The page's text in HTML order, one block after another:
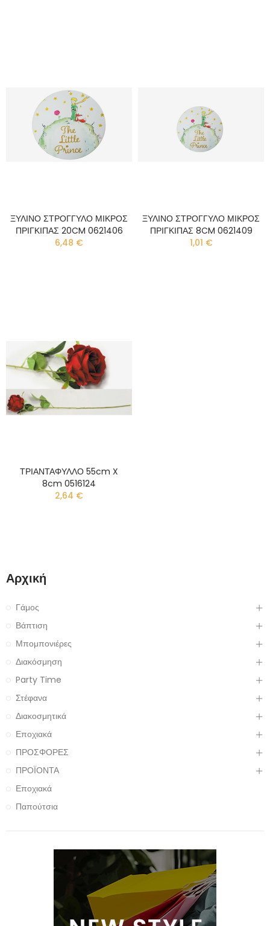
ΞΥΛΙΝΟ ΣΤΡΟΓΓΥΛΟ ΜΙΚΡΟΣ
ΠΡΙΓΚΙΠΑΣ 20CM 0621406
6,48 €
ΞΥΛΙΝΟ ΣΤΡΟΓΓΥΛΟ ΜΙΚΡΟΣ
ΠΡΙΓΚΙΠΑΣ 8CM 0621409
1,01 €
ΤΡΙΑΝΤΑΦΥΛΛΟ 55cm X
8cm 0516124
2,64 €
Αρχική
Γάμος
Βάπτιση
Μπομπονιέρες
Διακόσμηση
Party Time
Στέφανα
Διακοσμητικά
Εποχιακά
ΠΡΟΣΦΟΡΕΣ
ΠΡΟΪΟΝΤΑ
Εποχιακά
Παπούτσια